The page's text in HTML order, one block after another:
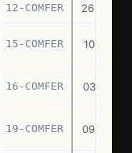
12-COMFER 26.09.74
15-COMFER 10.10.74
16-COMFER 03.12.74
19-COMFER 09.01.75